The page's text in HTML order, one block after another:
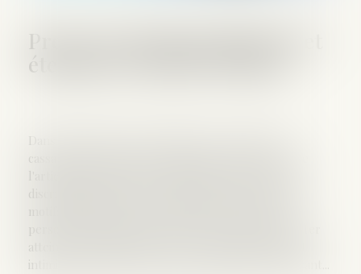
Preuve de la discrimination et
étendue de l’office du juge
Dans un arrêt du 14 novembre 2024, la Cour de
cassation rappelle qu’en application de l’alinéa 3 de
discrimination inclut tout agissement lié à l'un des
atteinte à sa dignité ou de créer un environnement
intimidant, hostile, dégradant, humiliant ou offensant...